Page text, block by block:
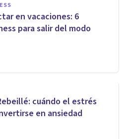
en vacaciones: 6
para salir del modo
cuándo el estrés
en ansiedad